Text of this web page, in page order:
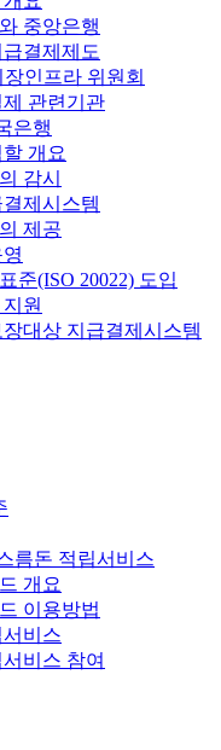
중앙은행
결제제도
인프라 위원회
관련기관
은행
개요
감시
제시스템
제공
준(ISO 20022) 도입
원
대상 지급결제시스템
름돈 적립서비스
개요
이용방법
비스
비스 참여